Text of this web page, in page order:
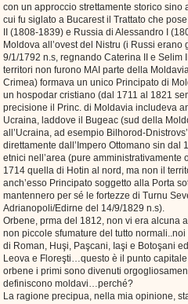
con un approccio strettamente storico sino
cui fu siglato a Bucarest il Trattato che
II (1808-1839) e Russia di Alessandro I
Moldova all’ovest del Nistru (i Russi
9/1/1792 n.s, regnando Caterina II e Selim
territori non furono MAI parte della
Crimea) formava un unico Principato di
un hospodar cristiano (dal 1711 al 1821
precisione il Princ. di Moldavia includeva
Ucraina, laddove il Bugeac (sud della
all’Ucraina, ad esempio Bilhorod-
direttamente dall’Impero Ottomano sin
etnici nell’area (pure amministrativamente
1714 quella di Hotin al nord, ma non il
anch’esso Principato soggetto alla Porta
mantennero per sé le fortezze di Turnu
Adrianopoli/Edirne del 14/9/1829 n.s).
Orbene, prma del 1812, non vi era alcuna
non piccole sfumature del tutto
di Roman, Huşi, Paşcani, Iaşi e Botoşani
Leova e Floreşti…questo è il punto capitale
orbene i primi sono divenuti
definiscono moldavi…perché?
La ragione precipua, nella mia opinione,